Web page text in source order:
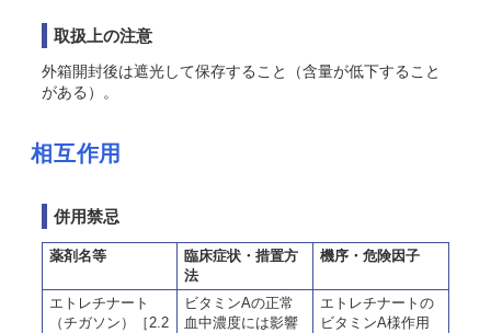
取扱上の注意
外箱開封後は遮光して保存すること（含量が低下すること
がある）。
相互作用
併用禁忌
薬剤名等
臨床症状・措置方
法
機序・危険因子
エトレチナート
（チガソン）［2.2
ビタミンAの正常
血中濃度には影響
エトレチナートの
ビタミンA様作用